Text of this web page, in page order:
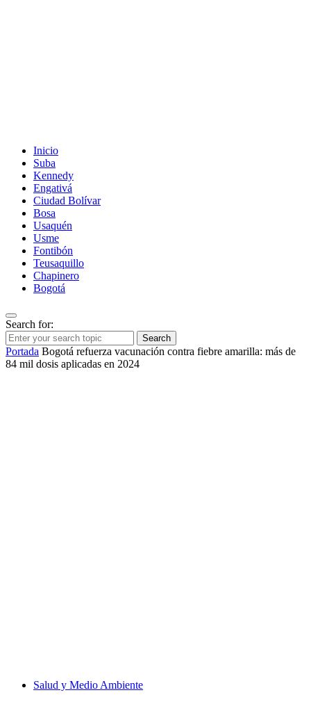
Inicio
Suba
Kennedy
Engativá
Ciudad Bolívar
Bosa
Usaquén
Usme
Fontibón
Teusaquillo
Chapinero
Bogotá
Search for:
Search
Portada Bogotá refuerza vacunación contra fiebre amarilla: más de
84 mil dosis aplicadas en 2024
Salud y Medio Ambiente